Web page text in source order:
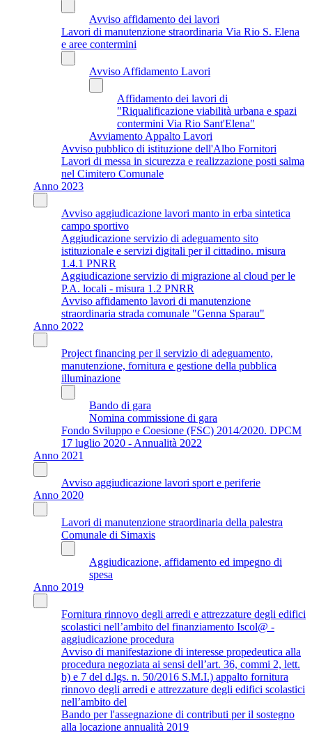
Avviso affidamento dei lavori
Lavori di manutenzione straordinaria Via Rio S. Elena
e aree contermini
Avviso Affidamento Lavori
Affidamento dei lavori di
"Riqualificazione viabilità urbana e spazi
contermini Via Rio Sant'Elena"
Avviamento Appalto Lavori
Avviso pubblico di istituzione dell'Albo Fornitori
Lavori di messa in sicurezza e realizzazione posti salma
nel Cimitero Comunale
Anno 2023
Avviso aggiudicazione lavori manto in erba sintetica
campo sportivo
Aggiudicazione servizio di adeguamento sito
istituzionale e servizi digitali per il cittadino. misura
1.4.1 PNRR
Aggiudicazione servizio di migrazione al cloud per le
P.A. locali - misura 1.2 PNRR
Avviso affidamento lavori di manutenzione
straordinaria strada comunale "Genna Sparau"
Anno 2022
Project financing per il servizio di adeguamento,
manutenzione, fornitura e gestione della pubblica
illuminazione
Bando di gara
Nomina commissione di gara
Fondo Sviluppo e Coesione (FSC) 2014/2020. DPCM
17 luglio 2020 - Annualità 2022
Anno 2021
Avviso aggiudicazione lavori sport e periferie
Anno 2020
Lavori di manutenzione straordinaria della palestra
Comunale di Simaxis
Aggiudicazione, affidamento ed impegno di
spesa
Anno 2019
Fornitura rinnovo degli arredi e attrezzature degli edifici
scolastici nell’ambito del finanziamento Iscol@ -
aggiudicazione procedura
Avviso di manifestazione di interesse propedeutica alla
procedura negoziata ai sensi dell’art. 36, commi 2, lett.
b) e 7 del d.lgs. n. 50/2016 S.M.I.) appalto fornitura
rinnovo degli arredi e attrezzature degli edifici scolastici
nell’ambito del
Bando per l'assegnazione di contributi per il sostegno
alla locazione annualità 2019